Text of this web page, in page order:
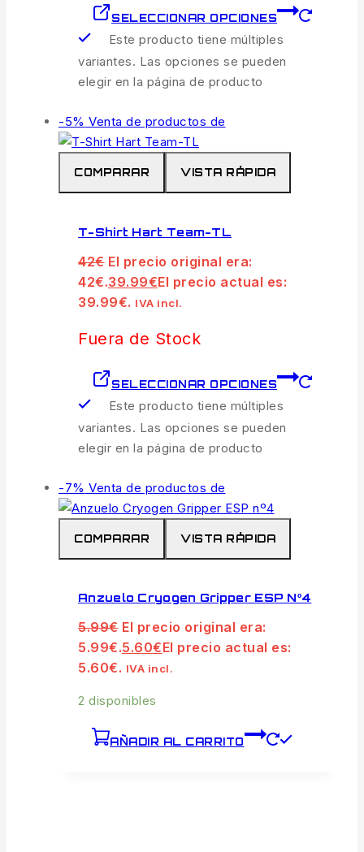
SELECCIONAR OPCIONES
Este producto tiene múltiples
variantes. Las opciones se pueden
elegir en la página de producto
-5% Venta de productos de
COMPARAR VISTA RÁPIDA
T-Shirt Hart Team-TL
42€ El precio original era:
42€.39.99€El precio actual es:
39.99€. IVA incl.
Fuera de Stock
SELECCIONAR OPCIONES
Este producto tiene múltiples
variantes. Las opciones se pueden
elegir en la página de producto
-7% Venta de productos de
COMPARAR VISTA RÁPIDA
Anzuelo Cryogen Gripper ESP Nº4
5.99€ El precio original era:
5.99€.5.60€El precio actual es:
5.60€. IVA incl.
2 disponibles
AÑADIR AL CARRITO